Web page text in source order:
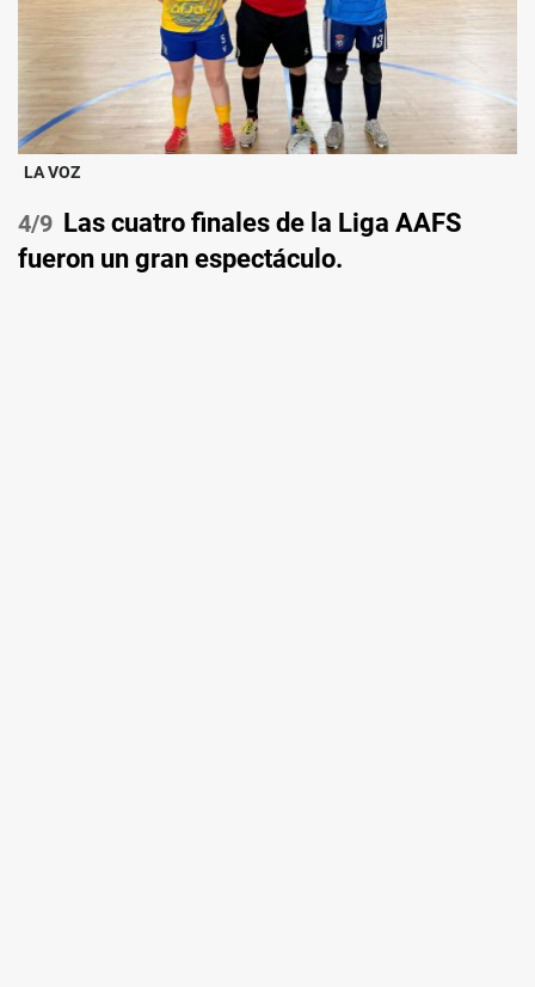
LA VOZ
/9 Las cuatro finales de la Liga AAFS
fueron un gran espectáculo.